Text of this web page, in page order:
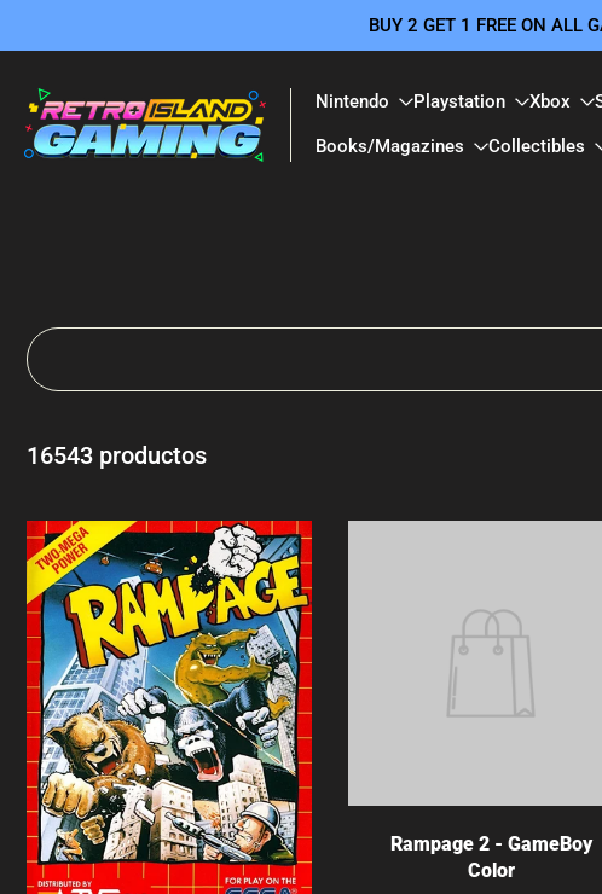
al
contenido
BUY 2 GET 1 FREE ON ALL
Nintendo Playstation Xbox
Books/Magazines Collectibles
16543 productos
Rampage 2 - GameBoy
Color